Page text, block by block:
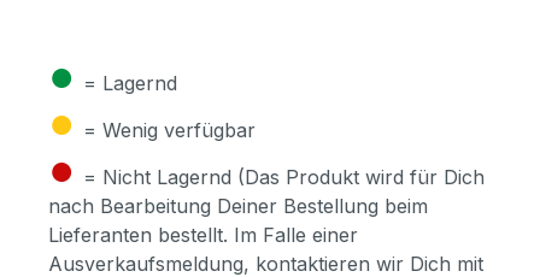
● = Lagernd
● = Wenig verfügbar
● = Nicht Lagernd (Das Produkt wird für Dich
nach Bearbeitung Deiner Bestellung beim
Lieferanten bestellt. Im Falle einer
Ausverkaufsmeldung, kontaktieren wir Dich mit